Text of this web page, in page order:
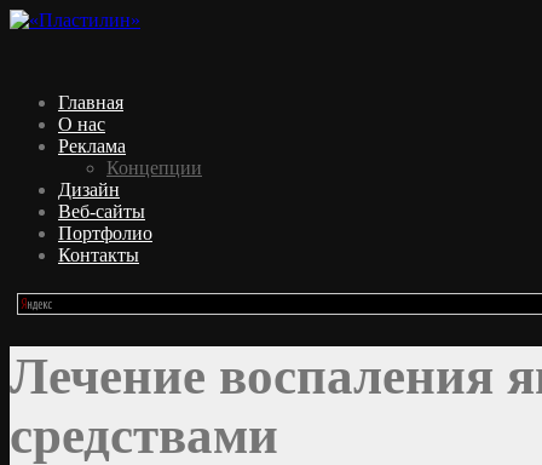
Главная
О нас
Реклама
Концепции
Дизайн
Веб-сайты
Портфолио
Контакты
Лечение воспаления
средствами